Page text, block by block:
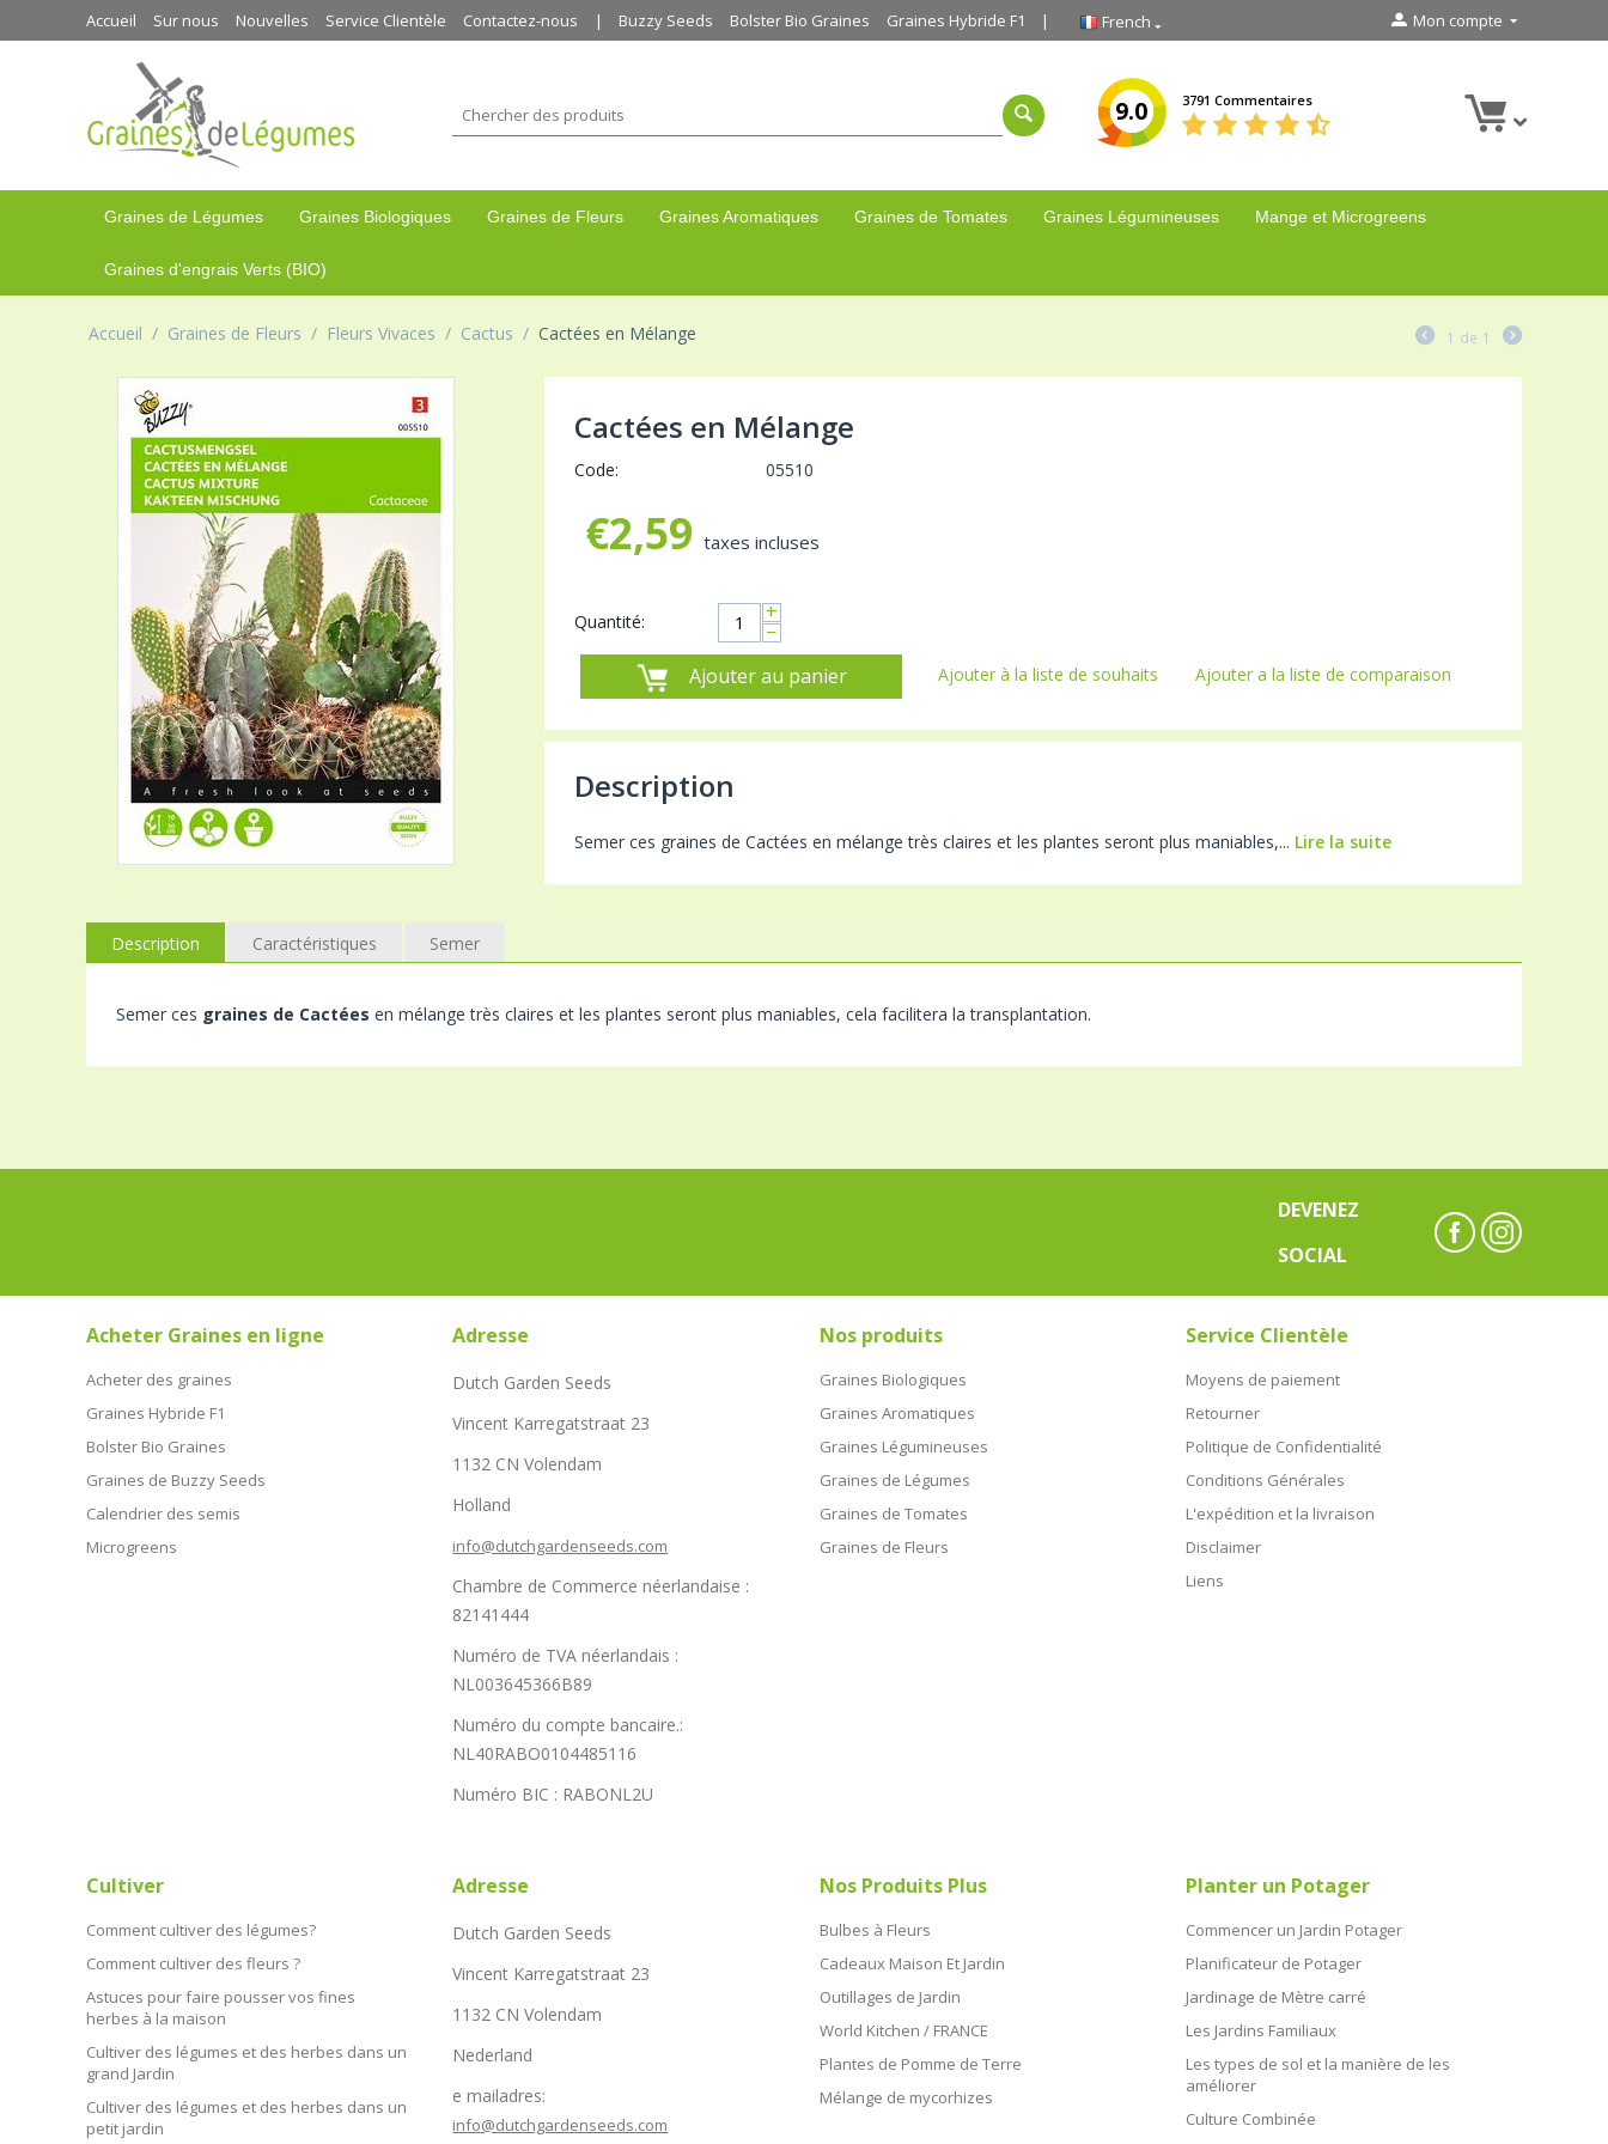
Accueil Sur nous Nouvelles Service Clientèle Contactez-nous Buzzy Seeds Bolster Bio Graines Graines Hybride F1 French Mon compte
9.0 3791 Commentaires
Graines de Légumes Graines Biologiques Graines de Fleurs Graines Aromatiques Graines de Tomates Graines Légumineuses Mange et Microgreens
Graines d'engrais Verts (BIO)
Accueil / Graines de Fleurs / Fleurs Vivaces / Cactus / Cactées en Mélange 1 de 1
Cactées en Mélange
Code: 05510
€2,59 taxes incluses
Quantité: +
−
Ajouter au panier
Ajouter à la liste de souhaits Ajouter a la liste de comparaison
Description
Semer ces graines de Cactées en mélange très claires et les plantes seront plus maniables,... Lire la suite
Description Caractéristiques Semer
Semer ces graines de Cactées en mélange très claires et les plantes seront plus maniables, cela facilitera la transplantation.
DEVENEZ
SOCIAL
Acheter Graines en ligne
Acheter des graines
Graines Hybride F1
Bolster Bio Graines
Graines de Buzzy Seeds
Calendrier des semis
Microgreens
Adresse
Dutch Garden Seeds
Vincent Karregatstraat 23
1132 CN Volendam
Holland
info@dutchgardenseeds.com
Chambre de Commerce néerlandaise :
82141444
Numéro de TVA néerlandais :
NL003645366B89
Numéro du compte bancaire.:
NL40RABO0104485116
Numéro BIC : RABONL2U
Nos produits
Graines Biologiques
Graines Aromatiques
Graines Légumineuses
Graines de Légumes
Graines de Tomates
Graines de Fleurs
Service Clientèle
Moyens de paiement
Retourner
Politique de Confidentialité
Conditions Générales
L'expédition et la livraison
Disclaimer
Liens
Cultiver
Comment cultiver des légumes?
Comment cultiver des fleurs ?
Astuces pour faire pousser vos fines
herbes à la maison
Cultiver des légumes et des herbes dans un
grand Jardin
Cultiver des légumes et des herbes dans un
petit jardin
Adresse
Dutch Garden Seeds
Vincent Karregatstraat 23
1132 CN Volendam
Nederland
e mailadres:
info@dutchgardenseeds.com
Nos Produits Plus
Bulbes à Fleurs
Cadeaux Maison Et Jardin
Outillages de Jardin
World Kitchen / FRANCE
Plantes de Pomme de Terre
Mélange de mycorhizes
Planter un Potager
Commencer un Jardin Potager
Planificateur de Potager
Jardinage de Mètre carré
Les Jardins Familiaux
Les types de sol et la manière de les
améliorer
Culture Combinée